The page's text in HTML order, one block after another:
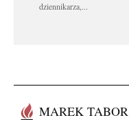
dziennikarza,...
MAREK TABOR